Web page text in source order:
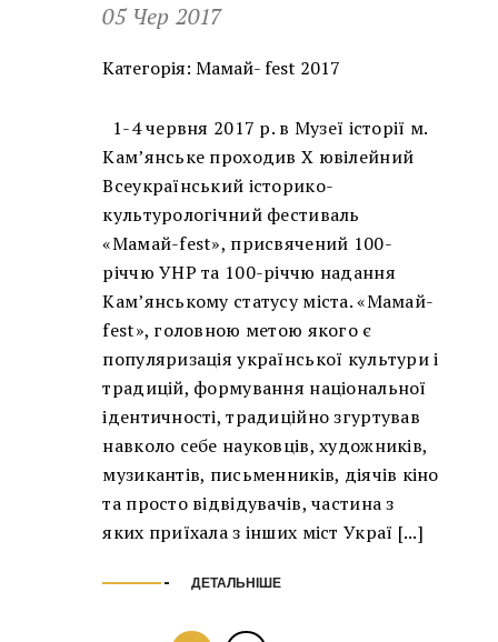
05 Чер 2017
Категорія: Мамай- fest 2017
1-4 червня 2017 р. в Музеї історії м.
Кам’янське проходив Х ювілейний
Всеукраїнський історико-
культурологічний фестиваль
«Мамай-fest», присвячений 100-
річчю УНР та 100-річчю надання
Кам’янському статусу міста. «Мамай-
fest», головною метою якого є
популяризація української культури і
традицій, формування національної
ідентичності, традиційно згуртував
навколо себе науковців, художників,
музикантів, письменників, діячів кіно
та просто відвідувачів, частина з
яких приїхала з інших міст Украї [...]
ДЕТАЛЬНІШЕ